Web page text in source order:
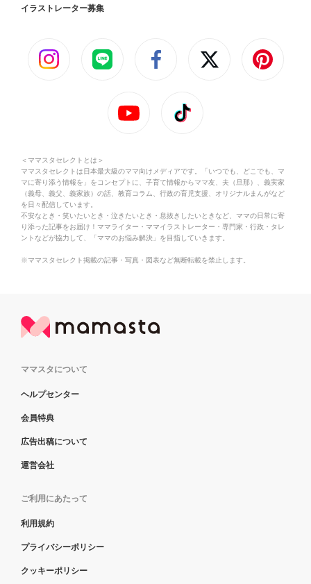
イラストレーター募集
＜ママスタセレクトとは＞
ママスタセレクトは日本最大級のママ向けメディアです。「いつでも、どこでも、マ
マに寄り添う情報を」をコンセプトに、子育て情報からママ友、夫（旦那）、義実家
（義母、義父、義家族）の話、教育コラム、行政の育児支援、オリジナルまんがなど
を日々配信しています。
不安なとき・笑いたいとき・泣きたいとき・息抜きしたいときなど、ママの日常に寄
り添った記事をお届け！ママライター・ママイラストレーター・専門家・行政・タレ
ントなどが協力して、「ママのお悩み解決」を目指していきます。
※ママスタセレクト掲載の記事・写真・図表など無断転載を禁止します。
ママスタについて
ヘルプセンター
会員特典
広告出稿について
運営会社
ご利用にあたって
利用規約
プライバシーポリシー
クッキーポリシー